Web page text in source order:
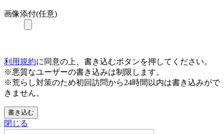
画像添付(任意)
利用規約に同意の上、書き込むボタンを押してください。
※悪質なユーザーの書き込みは制限します。
※荒らし対策のため初回訪問から24時間以内は書き込みがで
きません。
書き込む
閉じる